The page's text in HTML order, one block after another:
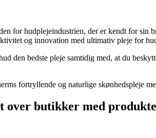
for hudplejeindustrien, der er kendt for sin
og innovation med ultimativ pleje for
den bedste pleje samtidig med, at du
fortryllende og naturlige skønhedspleje
over butikker med